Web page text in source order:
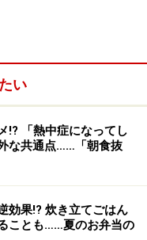
い
!? 「熱中症になってし
な共通点……「朝食抜
効果!? 炊き立てごはん
ことも……夏のお弁当の